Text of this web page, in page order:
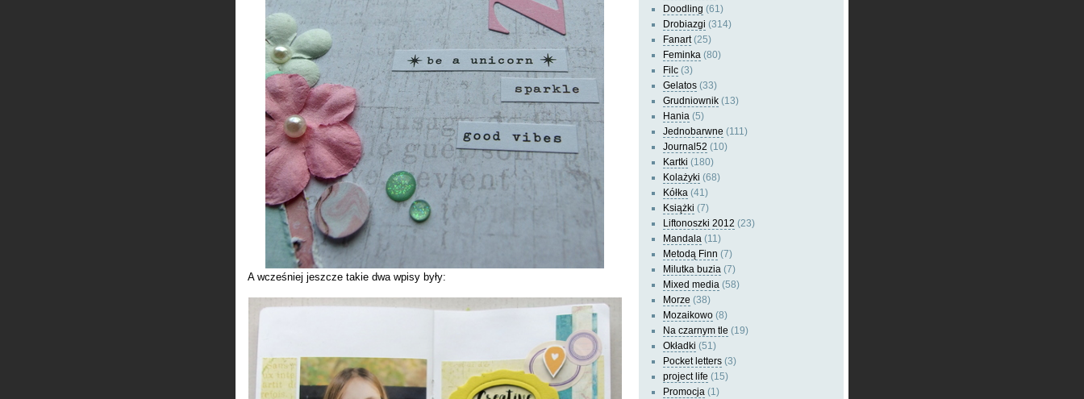
A wcześniej jeszcze takie dwa wpisy były:
Doodling (61)
Drobiazgi (314)
Fanart(25)
Feminka (80)
Filc (3)
Gelatos (33)
Grudniownik (13)
Hania (5)
Jednobarwne (111)
Journal52 (10)
Kartki (180)
Kolażyki (68)
Kółka (41)
Książki (7)
Liftonoszki 2012 (23)
Mandala (11)
Metodą Finn (7)
Milutka buzia (7)
Mixed media (58)
Morze (38)
Mozaikowo (8)
Na czarnym tle (19)
Okładki (51)
Pocket letters (3)
project life (15)
Promocja (1)